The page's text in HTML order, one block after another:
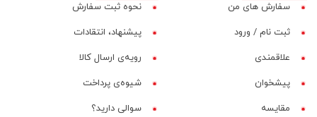
سفارش های من
ثبت نام / ورود
علاقمندی
پیشخوان
مقایسه‌
نحوه ثبت سفارش
پیشنهاد، انتقادات
رویه‌ی ارسال کالا
شیوه‌ی پرداخت
سوالی دارید؟